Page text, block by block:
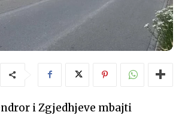
i Zgjedhjeve mbajti